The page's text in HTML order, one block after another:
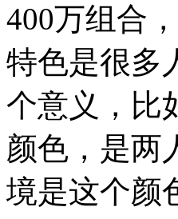
400万组合
特色是很多
个意义，比
颜色，是两
境是这个颜